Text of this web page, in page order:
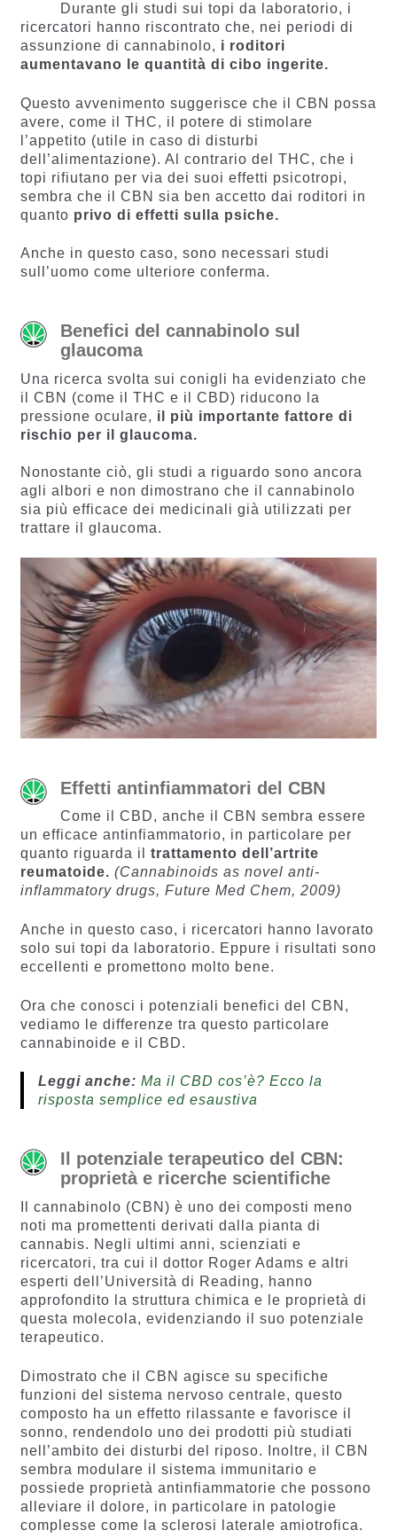
Durante gli studi sui topi da laboratorio, i
ricercatori hanno riscontrato che, nei periodi di
assunzione di cannabinolo, i roditori
aumentavano le quantità di cibo ingerite.
Questo avvenimento suggerisce che il CBN possa
avere, come il THC, il potere di stimolare
l’appetito (utile in caso di disturbi
dell’alimentazione). Al contrario del THC, che i
topi rifiutano per via dei suoi effetti psicotropi,
sembra che il CBN sia ben accetto dai roditori in
quanto privo di effetti sulla psiche.
Anche in questo caso, sono necessari studi
sull’uomo come ulteriore conferma.
Benefici del cannabinolo sul
glaucoma
Una ricerca svolta sui conigli ha evidenziato che
il CBN (come il THC e il CBD) riducono la
pressione oculare, il più importante fattore di
rischio per il glaucoma.
Nonostante ciò, gli studi a riguardo sono ancora
agli albori e non dimostrano che il cannabinolo
sia più efficace dei medicinali già utilizzati per
trattare il glaucoma.
Effetti antinfiammatori del CBN
Come il CBD, anche il CBN sembra essere
un efficace antinfiammatorio, in particolare per
quanto riguarda il
trattamento dell’artrite
reumatoide. (Cannabinoids as novel anti-
inflammatory drugs, Future Med Chem, 2009)
Anche in questo caso, i ricercatori hanno lavorato
solo sui topi da laboratorio. Eppure i risultati sono
eccellenti e promettono molto bene.
Ora che conosci i potenziali benefici del CBN,
vediamo le differenze tra questo particolare
cannabinoide e il CBD.
Leggi anche: Ma il CBD cos’è? Ecco la
risposta semplice ed esaustiva
Il potenziale terapeutico del CBN:
proprietà e ricerche scientifiche
Il cannabinolo (CBN) è uno dei composti meno
noti ma promettenti derivati dalla pianta di
cannabis. Negli ultimi anni, scienziati e
ricercatori, tra cui il dottor Roger Adams e altri
esperti dell’Università di Reading, hanno
approfondito la struttura chimica e le proprietà di
questa molecola, evidenziando il suo potenziale
terapeutico.
Dimostrato che il CBN agisce su specifiche
funzioni del sistema nervoso centrale, questo
composto ha un effetto rilassante e favorisce il
sonno, rendendolo uno dei prodotti più studiati
nell’ambito dei disturbi del riposo. Inoltre, il CBN
sembra modulare il sistema immunitario e
possiede proprietà antinfiammatorie che possono
alleviare il dolore, in particolare in patologie
complesse come la sclerosi laterale amiotrofica.